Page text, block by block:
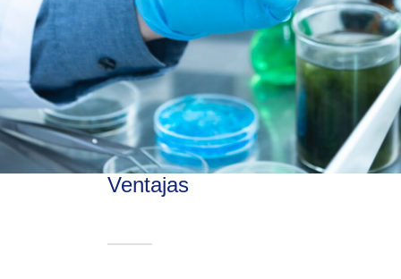
Ventajas